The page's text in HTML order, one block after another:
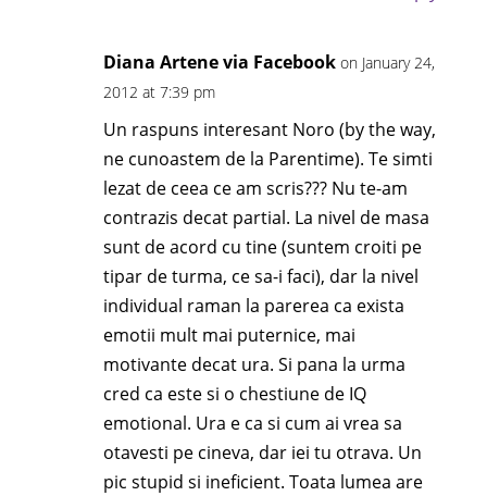
Diana Artene via Facebook on January 24,
2012 at 7:39 pm
Un raspuns interesant Noro (by the way,
ne cunoastem de la Parentime). Te simti
lezat de ceea ce am scris??? Nu te-am
contrazis decat partial. La nivel de masa
sunt de acord cu tine (suntem croiti pe
tipar de turma, ce sa-i faci), dar la nivel
individual raman la parerea ca exista
emotii mult mai puternice, mai
motivante decat ura. Si pana la urma
cred ca este si o chestiune de IQ
emotional. Ura e ca si cum ai vrea sa
otavesti pe cineva, dar iei tu otrava. Un
pic stupid si ineficient. Toata lumea are